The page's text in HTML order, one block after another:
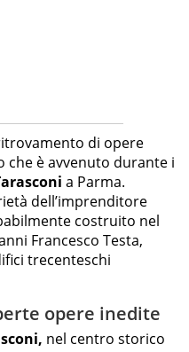
di opere
che è avvenuto durante i
a Parma.
dell’imprenditore
costruito nel
Francesco Testa,
trecenteschi
opere inedite
nel centro storico